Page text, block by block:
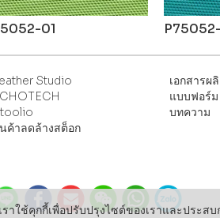
01
Studio
ค้าลดล้างสต็อก
เอกสาร
แบบฟอร์ม
บทความ
เราใช้คุกกี้เพื่อปรับปรุงไซต์ของเราและประ